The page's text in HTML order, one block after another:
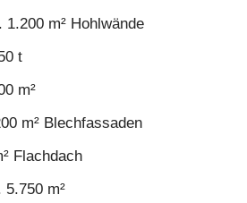
m² Hohlwände
t
m²
m² Blechfassaden
Flachdach
m²